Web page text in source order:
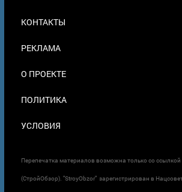
В
КОНТАКТЫ
РЕКЛАМА
О ПРОЕКТЕ
ПОЛИТИКА
УСЛОВИЯ
Перепечатка материалов возможна только со ссылкой
(СтройОбзор). "StroyObzor" зарегистрирован в